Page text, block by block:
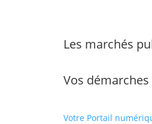
Les marchés
Vos démarches
Votre Portail